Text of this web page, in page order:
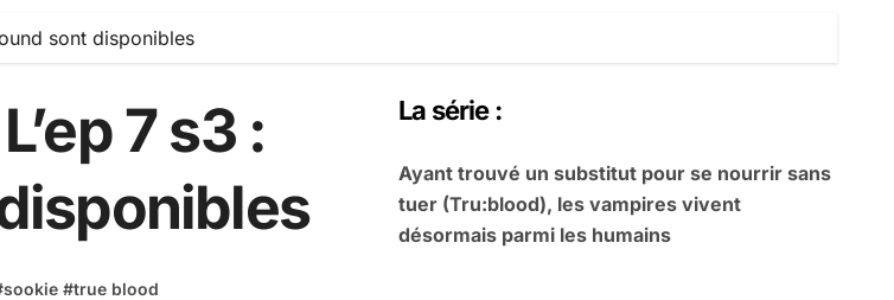
sont disponibles
7 s3 :
sookie #true blood
La série :
Ayant trouvé un substitut pour se nourrir sans
tuer (Tru:blood), les vampires vivent
désormais parmi les humains